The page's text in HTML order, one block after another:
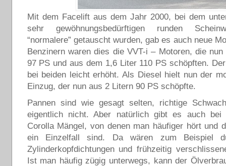
Mit dem Facelift aus dem Jahr 2000, bei dem
sehr gewöhnungsbedürftigen runden
“normalere” getauscht wurden, gab es auch neue
Benzinern waren dies die VVT-i – Motoren, die
97 PS und aus dem 1,6 Liter 110 PS schöpften.
bei beiden leicht erhöht. Als Diesel hielt nun der
Einzug, der nun aus 2 Litern 90 PS schöpfte.
Pannen sind wie gesagt selten, richtige
eigentlich nicht. Aber natürlich gibt es auch bei
Corolla Mängel, von denen man häufiger hört und
ein Einzelfall sind. Da wären zum Beispiel
Zylinderkopfdichtungen und frühzeitig
Ist man häufig zügig unterwegs, kann der